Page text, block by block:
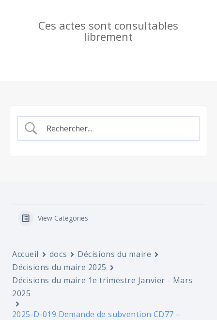
Ces actes sont consultables
librement
View Categories
Accueil docs
Décisions du maire
Décisions du maire 2025
Décisions du maire 1e trimestre Janvier - Mars
2025
2025-D-019 Demande de subvention CD77 –